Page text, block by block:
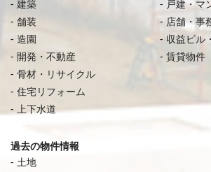
建築
舗装
造園
開発・不動産
骨材・リサイクル
住宅リフォーム
上下水道
戸建・マ
店舗・事
収益ビル
賃貸物件
過去の物件情報
土地